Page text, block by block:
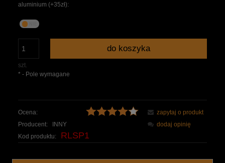
aluminium (+35zł):
szt.
do koszyka
* - Pole wymagane
Ocena:
Producent:
INNY
Kod produktu:
RLSP1
zapytaj o produkt
dodaj opinię